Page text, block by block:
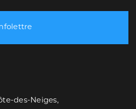
des-Neiges,